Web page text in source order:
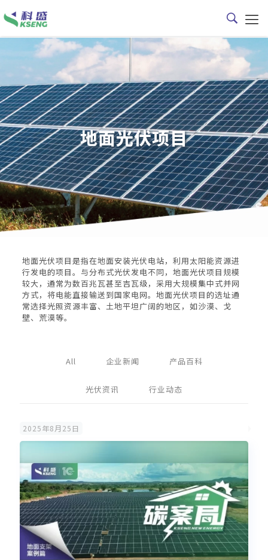
地面光伏项目
地面光伏项目是指在地面安装光伏电站，利用太阳能资源进
行发电的项目。与分布式光伏发电不同，地面光伏项目规模
较大，通常为数百兆瓦甚至吉瓦级，采用大规模集中式并网
方式，将电能直接输送到国家电网。地面光伏项目的选址通
常选择光照资源丰富、土地平坦广阔的地区，如沙漠、戈
壁、荒漠等。
All 企业新闻 产品百科
光伏资讯 行业动态
2025年8月25日